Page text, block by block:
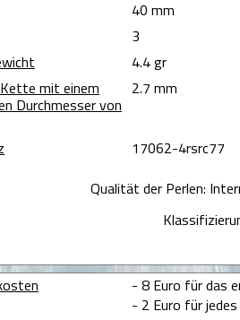
40 mm
3
4.4 gr
Kette mit einem
Durchmesser von
2.7 mm
17062-4rsrc77
Qualität der Perlen:
- 8 Euro für das
- 2 Euro für